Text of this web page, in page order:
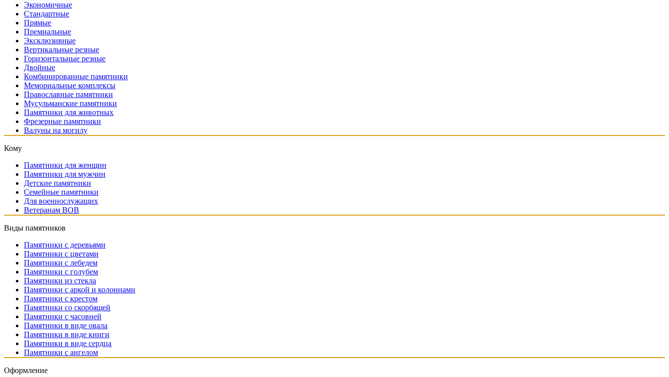
Экономичные
Стандартные
Прямые
Премиальные
Эксклюзивные
Вертикальные резные
Горизонтальные резные
Двойные
Комбинированные памятники
Мемориальные комплексы
Православные памятники
Мусульманские памятники
Памятники для животных
Фрезерные памятники
Валуны на могилу
Кому
Памятники для женщин
Памятники для мужчин
Детские памятники
Семейные памятники
Для военнослужащих
Ветеранам ВОВ
Виды памятников
Памятники с деревьями
Памятники с цветами
Памятники с лебедем
Памятники с голубем
Памятники из стекла
Памятники с аркой и колоннами
Памятники с крестом
Памятники со скорбящей
Памятники с часовней
Памятники в виде овала
Памятники в виде книги
Памятники в виде сердца
Памятники с ангелом
Оформление